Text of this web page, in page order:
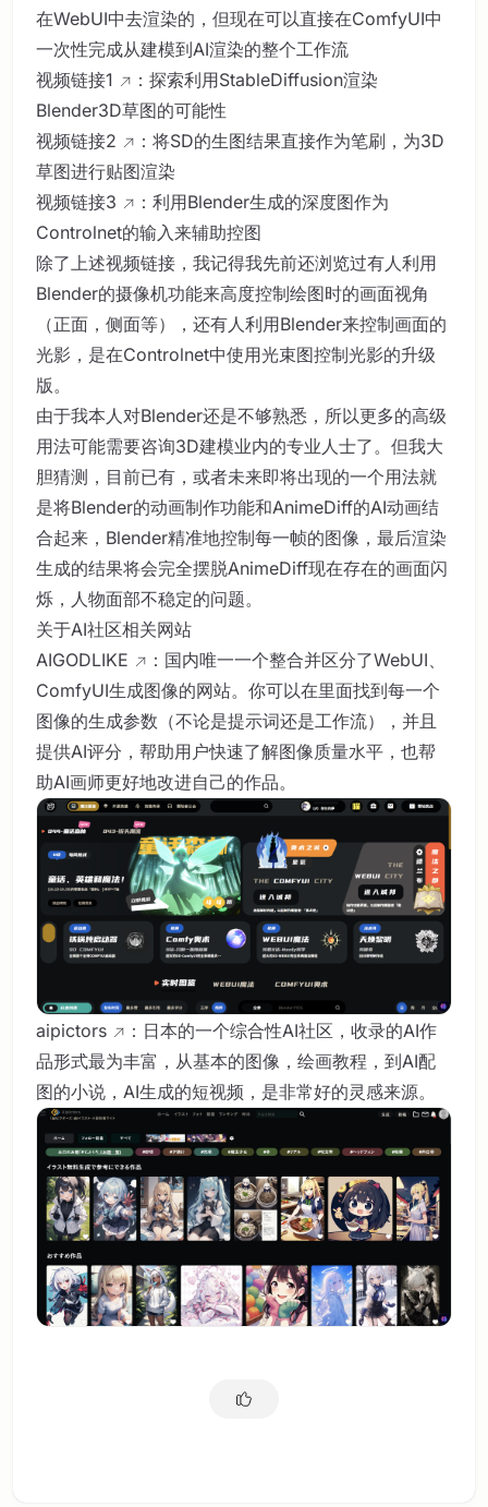
在WebUI中去渲染的，但现在可以直接在ComfyUI中
一次性完成从建模到AI渲染的整个工作流
视频链接1
：探索利用StableDiffusion渲染
Blender3D草图的可能性
视频链接2
：将SD的生图结果直接作为笔刷，为3D
草图进行贴图渲染
视频链接3
：利用Blender生成的深度图作为
Controlnet的输入来辅助控图
除了上述视频链接，我记得我先前还浏览过有人利用
Blender的摄像机功能来高度控制绘图时的画面视角
（正面，侧面等），还有人利用Blender来控制画面的
光影，是在Controlnet中使用光束图控制光影的升级
版。
由于我本人对Blender还是不够熟悉，所以更多的高级
用法可能需要咨询3D建模业内的专业人士了。但我大
胆猜测，目前已有，或者未来即将出现的一个用法就
是将Blender的动画制作功能和AnimeDiff的AI动画结
合起来，Blender精准地控制每一帧的图像，最后渲染
生成的结果将会完全摆脱AnimeDiff现在存在的画面闪
烁，人物面部不稳定的问题。
关于AI社区相关网站
AIGODLIKE
：国内唯一一个整合并区分了WebUI、
ComfyUI生成图像的网站。你可以在里面找到每一个
图像的生成参数（不论是提示词还是工作流），并且
提供AI评分，帮助用户快速了解图像质量水平，也帮
助AI画师更好地改进自己的作品。
aipictors
：日本的一个综合性AI社区，收录的AI作
品形式最为丰富，从基本的图像，绘画教程，到AI配
图的小说，AI生成的短视频，是非常好的灵感来源。